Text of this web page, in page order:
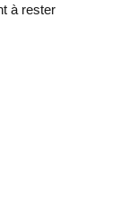
à rester